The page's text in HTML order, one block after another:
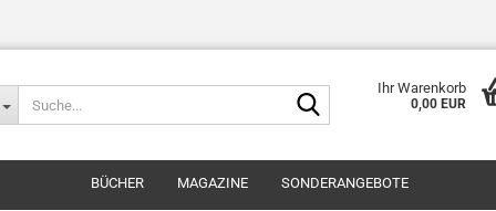
Ihr Warenkorb
0,00 EUR
BÜCHER MAGAZINE SONDERANGEBOTE